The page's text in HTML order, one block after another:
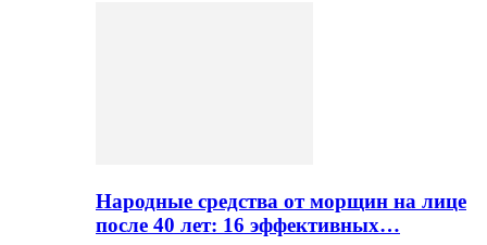
Народные средства от морщин на лице
после 40 лет: 16 эффективных…